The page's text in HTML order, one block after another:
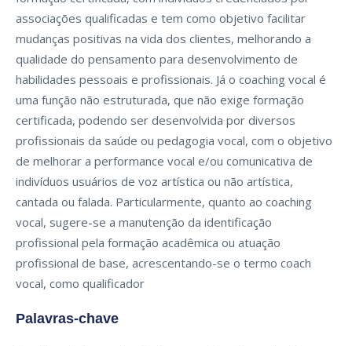
associações qualificadas e tem como objetivo facilitar
mudanças positivas na vida dos clientes, melhorando a
qualidade do pensamento para desenvolvimento de
habilidades pessoais e profissionais. Já o coaching vocal é
uma função não estruturada, que não exige formação
certificada, podendo ser desenvolvida por diversos
profissionais da saúde ou pedagogia vocal, com o objetivo
de melhorar a performance vocal e/ou comunicativa de
indivíduos usuários de voz artística ou não artística,
cantada ou falada. Particularmente, quanto ao coaching
vocal, sugere-se a manutenção da identificação
profissional pela formação acadêmica ou atuação
profissional de base, acrescentando-se o termo coach
vocal, como qualificador
Palavras-chave